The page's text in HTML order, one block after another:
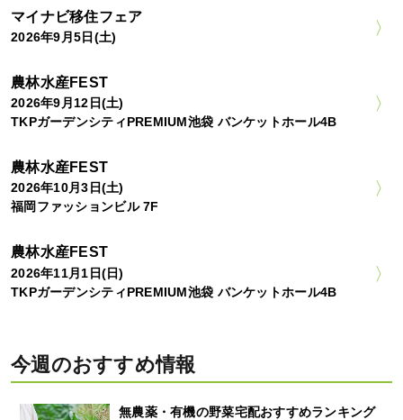
マイナビ移住フェア
2026年9月5日(土)
農林水産FEST
2026年9月12日(土)
TKPガーデンシティPREMIUM池袋 バンケットホール4B
農林水産FEST
2026年10月3日(土)
福岡ファッションビル 7F
農林水産FEST
2026年11月1日(日)
TKPガーデンシティPREMIUM池袋 バンケットホール4B
今週のおすすめ情報
無農薬・有機の野菜宅配おすすめランキング